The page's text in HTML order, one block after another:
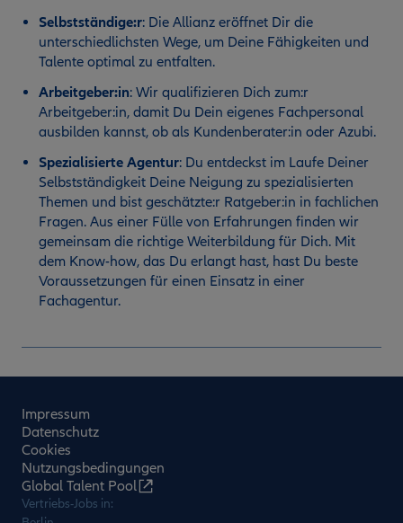
Selbstständige:r: Die Allianz eröffnet Dir die
unterschiedlichsten Wege, um Deine Fähigkeiten und
Talente optimal zu entfalten.
Arbeitgeber:in: Wir qualifizieren Dich zum:r
Arbeitgeber:in, damit Du Dein eigenes Fachpersonal
ausbilden kannst, ob als Kundenberater:in oder Azubi.
Spezialisierte Agentur: Du entdeckst im Laufe Deiner
Selbstständigkeit Deine Neigung zu spezialisierten
Themen und bist geschätzte:r Ratgeber:in in fachlichen
Fragen. Aus einer Fülle von Erfahrungen finden wir
gemeinsam die richtige Weiterbildung für Dich. Mit
dem Know-how, das Du erlangt hast, hast Du beste
Voraussetzungen für einen Einsatz in einer
Fachagentur.
Impressum
Datenschutz
Cookies
Nutzungsbedingungen
Global Talent Pool
Vertriebs-Jobs in: